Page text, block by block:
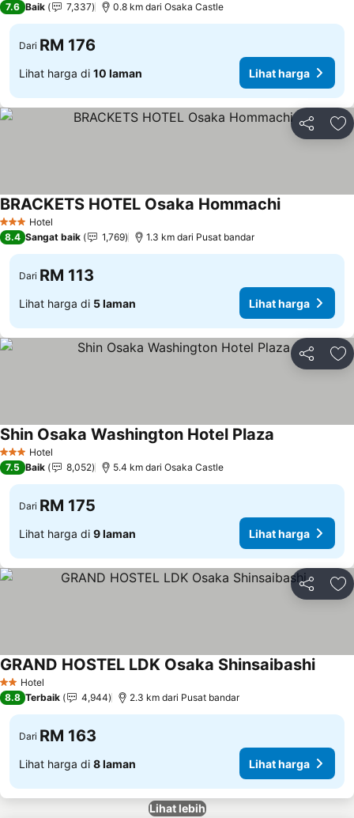
7.6 Baik 7,337 0.8 km dari Osaka Castle
Dari RM 176
Lihat harga di 10 laman Lihat harga
Kongsi
3 BintangHotel
BRACKETS HOTEL Osaka Hommachi
8.4 Sangat baik 1,769 1.3 km dari Pusat bandar
Dari RM 113
Lihat harga di 5 laman Lihat harga
Kongsi
3 BintangHotel
Shin Osaka Washington Hotel Plaza
7.5 Baik 8,052 5.4 km dari Osaka Castle
Dari RM 175
Lihat harga di 9 laman Lihat harga
Kongsi
2 Bintang
Hotel
GRAND HOSTEL LDK Osaka Shinsaibashi
8.8 Terbaik 4,944 2.3 km dari Pusat bandar
Dari RM 163
Lihat harga di 8 laman Lihat harga
Lihat lebih